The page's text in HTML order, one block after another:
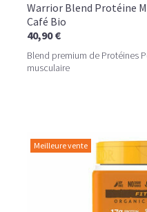
Warrior Blend Protéine
Café Bio
40,90 €
Blend premium de Protéines
musculaire
Meilleure vente